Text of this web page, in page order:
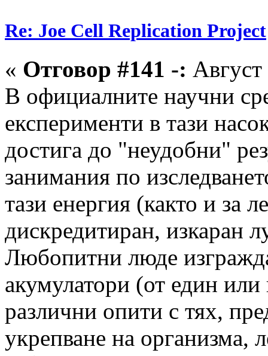
Re: Joe Cell Replication Project
« Отговор #141 -:
В официалните научни
експерименти в тази
достига до "неудобни"
занимания по
тази енергия (както и за
дискредитиран, изкаран
Любопитни люде
акумулатори (от един
различни опити с тях,
укрепване на организма,